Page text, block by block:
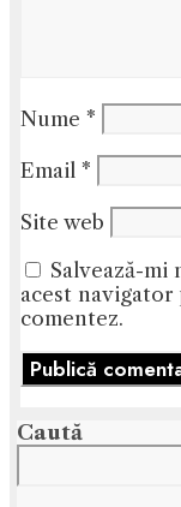
Nume *
Email *
Site web
Salvează-mi
acest
comentez.
Caută